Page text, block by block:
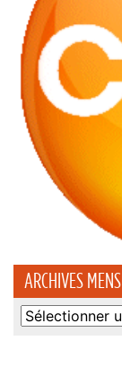
ARCHIVES
Archives